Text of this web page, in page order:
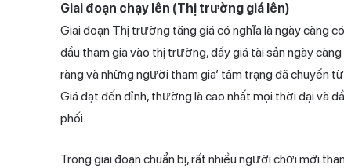
Giai đoạn chạy lên (Thị trường giá lên)
Giai đoạn Thị trường tăng giá có nghĩa là ngày càng
đầu tham gia vào thị trường, đẩy giá tài sản ngày
ràng và những người tham gia’ tâm trạng đã chuyển
Giá đạt đến đỉnh, thường là cao nhất mọi thời đại và
phối.
Trong giai đoạn chuẩn bị, rất nhiều người chơi mới